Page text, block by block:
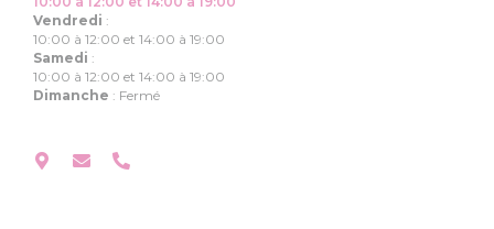
Vendredi :
10:00 à 12:00 et 14:00 à 19:00
Samedi :
10:00 à 12:00 et 14:00 à 19:00
Dimanche : Fermé